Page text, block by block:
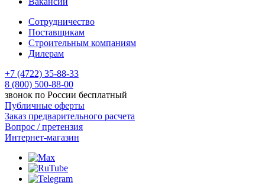
Сотрудничество
Поставщикам
Строительным компаниям
Дилерам
+7 (4722) 35-88-33
8 (800) 500-88-00
звонок по России бесплатный
Публичные оферты
Заказ предварительного расчета
Вопрос / претензия
Интернет-магазин